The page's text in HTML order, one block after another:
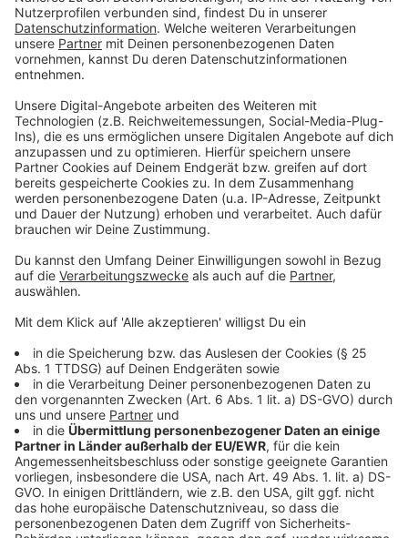
Bonn/Rhein-Sieg und spiele die Nachrichten
Song des zuletzt gehörten Streams ansagen: Alexa,
öffne Radio Bonn/Rhein-Sieg und frage welcher Song
gerade läuft.
Webchannelauswahl öffnen: Alexa, Channel wählen
von Radio Bonn/Rhein-Sieg
Webchannel auswählen: Alexa, öffne Radio
Bonn/Rhein-Sieg und spiele 80er Radio (90er, Schlager,
…)
Höre uns auch auf dem TV
Mit dem Skill kannst du Radio Bonn/Rhein-Sieg auch auf
jedem Alexa-TV-Gerät hören. Egal, ob der Fernseher Alexa
direkt integriert hat oder Fire TV angeschlossen ist: alle
Sprachbefehle funktionieren dort auch. So kannst du Radio
Bonn/Rhein-Sieg auch immer bequem auf dem Fernseher
hören.